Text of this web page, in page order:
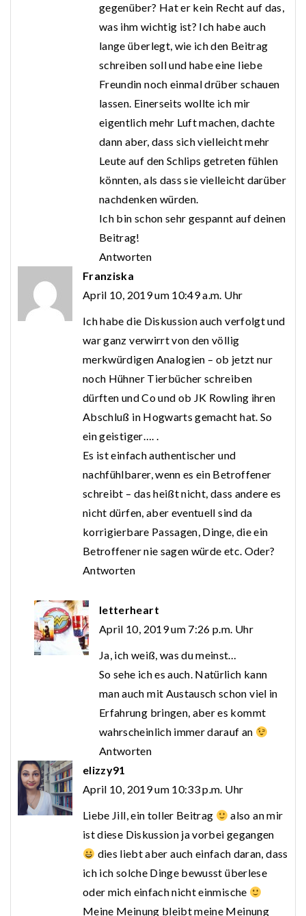
gegenüber? Hat er kein Recht auf das,
was ihm wichtig ist? Ich habe auch
lange überlegt, wie ich den Beitrag
schreiben soll und habe eine liebe
Freundin noch einmal drüber schauen
lassen. Einerseits wollte ich mir
eigentlich mehr Luft machen, dachte
dann aber, dass sich vielleicht mehr
Leute auf den Schlips getreten fühlen
könnten, als dass sie vielleicht darüber
nachdenken würden.
Ich bin schon sehr gespannt auf deinen
Beitrag!
Antworten
Franziska
April 10, 2019 um 10:49 a.m. Uhr
Ich habe die Diskussion auch verfolgt und
war ganz verwirrt von den völlig
merkwürdigen Analogien – ob jetzt nur
noch Hühner Tierbücher schreiben
dürften und Co und ob JK Rowling ihren
Abschluß in Hogwarts gemacht hat. So
ein geistiger…. .
Es ist einfach authentischer und
nachfühlbarer, wenn es ein Betroffener
schreibt – das heißt nicht, dass andere es
nicht dürfen, aber eventuell sind da
korrigierbare Passagen, Dinge, die ein
Betroffener nie sagen würde etc. Oder?
Antworten
letterheart
April 10, 2019 um 7:26 p.m. Uhr
Ja, ich weiß, was du meinst…
So sehe ich es auch. Natürlich kann
man auch mit Austausch schon viel in
Erfahrung bringen, aber es kommt
wahrscheinlich immer darauf an
Antworten
elizzy91
April 10, 2019 um 10:33 p.m. Uhr
Liebe Jill, ein toller Beitrag
also an mir
ist diese Diskussion ja vorbei gegangen
dies liebt aber auch einfach daran, dass
ich ich solche Dinge bewusst überlese
oder mich einfach nicht einmische
Meine Meinung bleibt meine Meinung